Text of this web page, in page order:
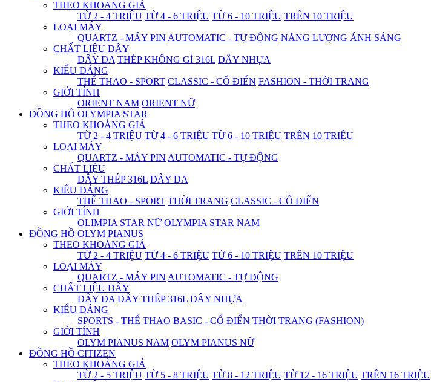
THEO KHOẢNG GIÁ
TỪ 2 - 4 TRIỆU TỪ 4 - 6 TRIỆU TỪ 6 - 10 TRIỆU TRÊN 10 TRIỆU
LOẠI MÁY
QUARTZ - MÁY PIN AUTOMATIC - TỰ ĐỘNG NĂNG LƯỢNG ÁNH SÁNG
CHẤT LIỆU DÂY
DÂY DA THÉP KHÔNG GỈ 316L DÂY NHỰA
KIỂU DÁNG
THỂ THAO - SPORT CLASSIC - CỔ ĐIỂN FASHION - THỜI TRANG
GIỚI TÍNH
ORIENT NAM ORIENT NỮ
ĐỒNG HỒ OLYMPIA STAR
THEO KHOẢNG GIÁ
TỪ 2 - 4 TRIỆU TỪ 4 - 6 TRIỆU TỪ 6 - 10 TRIỆU TRÊN 10 TRIỆU
LOẠI MÁY
QUARTZ - MÁY PIN AUTOMATIC - TỰ ĐỘNG
CHẤT LIỆU
DÂY THÉP 316L DÂY DA
KIỂU DÁNG
THỂ THAO - SPORT THỜI TRANG CLASSIC - CỔ ĐIỂN
GIỚI TÍNH
OLIMPIA STAR NỮ OLYMPIA STAR NAM
ĐỒNG HỒ OLYM PIANUS
THEO KHOẢNG GIÁ
TỪ 2 - 4 TRIỆU TỪ 4 - 6 TRIỆU TỪ 6 - 10 TRIỆU TRÊN 10 TRIỆU
LOẠI MÁY
QUARTZ - MÁY PIN AUTOMATIC - TỰ ĐỘNG
CHẤT LIỆU DÂY
DÂY DA DÂY THÉP 316L DÂY NHỰA
KIỂU DÁNG
SPORTS - THỂ THAO BASIC - CỔ ĐIỂN THỜI TRANG (FASHION)
GIỚI TÍNH
OLYM PIANUS NAM OLYM PIANUS NỮ
ĐỒNG HỒ CITIZEN
THEO KHOẢNG GIÁ
TỪ 2 - 5 TRIỆU TỪ 5 - 8 TRIỆU TỪ 8 - 12 TRIỆU TỪ 12 - 16 TRIỆU TRÊN 16 TRIỆU